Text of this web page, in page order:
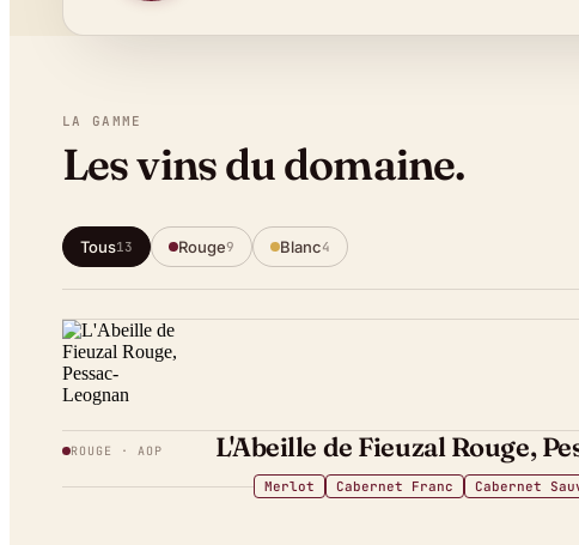
LA GAMME
Les vins du domaine.
Tous13 Rouge9 Blanc4
ROUGE · AOP L'Abeille de Fieuzal Rouge,
Merlot Cabernet Franc Cabernet